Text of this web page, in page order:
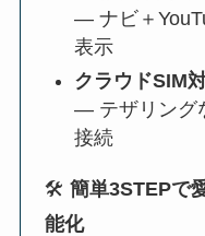
— ナビ＋
表示
クラウドSIM
— テザリング
接続
🛠簡単3STEPで
能化